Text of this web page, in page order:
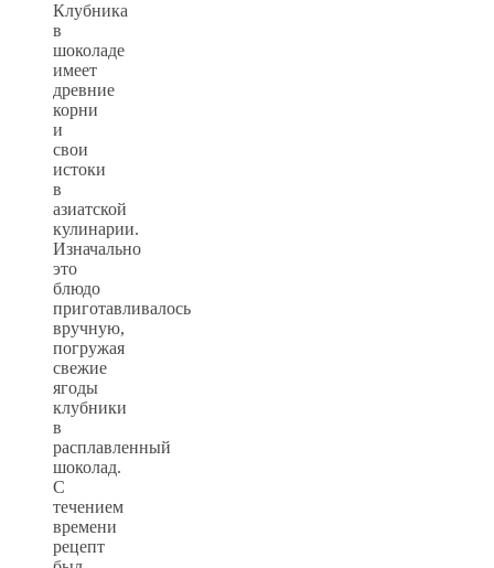
Клубника
в
шоколаде
имеет
древние
корни
и
свои
истоки
в
азиатской
кулинарии.
Изначально
это
блюдо
приготавливалось
вручную,
погружая
свежие
ягоды
клубники
в
расплавленный
шоколад.
С
течением
времени
рецепт